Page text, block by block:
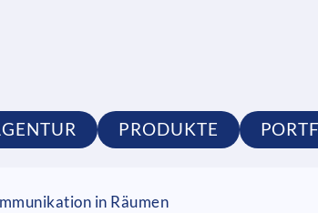
PRODUKTE
in Räumen